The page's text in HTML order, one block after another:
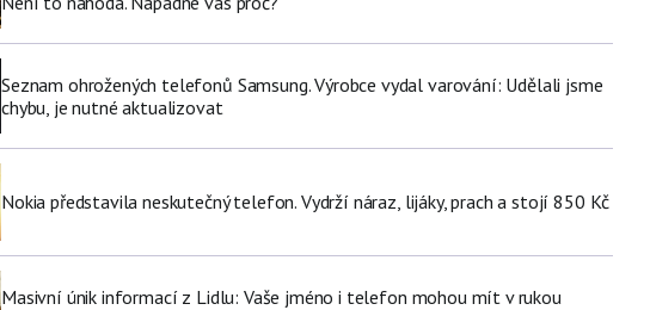
Seznam ohrožených telefonů Samsung. Výrobce vydal varování: Udělali jsme
chybu, je nutné aktualizovat
Nokia představila neskutečný telefon. Vydrží náraz, lijáky, prach a stojí 850 Kč
Masivní únik informací z Lidlu: Vaše jméno i telefon mohou mít v rukou